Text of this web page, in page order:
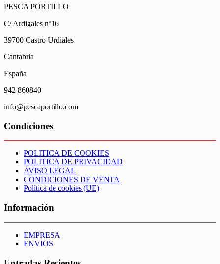
PESCA PORTILLO
C/ Ardigales nº16
39700 Castro Urdiales
Cantabria
España
942 860840
info@pescaportillo.com
Condiciones
POLITICA DE COOKIES
POLITICA DE PRIVACIDAD
AVISO LEGAL
CONDICIONES DE VENTA
Política de cookies (UE)
Información
EMPRESA
ENVIOS